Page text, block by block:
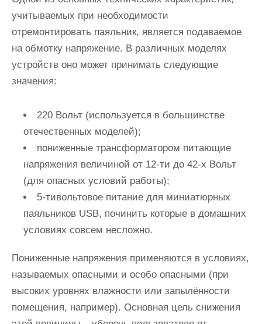
учитываемых при необходимости
отремонтировать паяльник, является подаваемое
на обмотку напряжение. В различных моделях
устройств оно может принимать следующие
значения:
220 Вольт (используется в большинстве
отечественных моделей);
пониженные трансформатором питающие
напряжения величиной от 12-ти до 42-х Вольт
(для опасных условий работы);
5-тивольтовое питание для миниатюрных
паяльников USB, починить которые в домашних
условиях совсем несложно.
Пониженные напряжения применяются в условиях,
называемых опасными и особо опасными (при
высоких уровнях влажности или запылённости
помещения, например). Основная цель снижения